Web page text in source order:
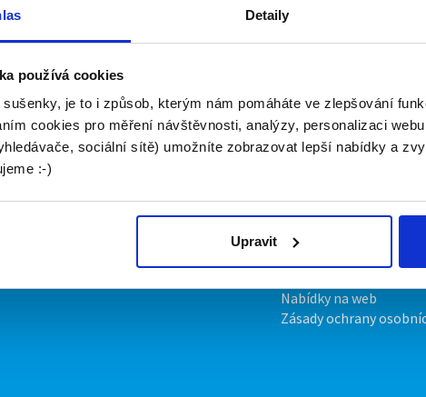
Detaily
používá cookies
je to i způsob, kterým nám pomáháte ve zlepšování
cookies pro měření návštěvnosti, analýzy, personalizaci
sociální sítě) umožníte zobrazovat lepší nabídky a
:-)
Upravit
brigády
Firma nyní nemá žádné volné pozice. Zkuste to prosím
Firmy
Vložit inzerát
O portálu
Kontakt
O nás
Podmínky
Nabídky na web
Zásady ochrany